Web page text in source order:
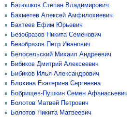
Батюшков Степан Владимирович
Бахметев Алексей Амфилохиевич
Бахтеев Ефим Юрьевич
Безобразов Никита Семенович
Безобразов Петр Иванович
Белосельский Михаил Андреевич
Бибиков Дмитрий Алексеевич
Бибиков Илья Александрович
Блохина Екатерина Сергеевна
Бобрищев-Пушкин Семен Афанасьевич
Болотов Матвей Петрович
Болотов Никита Матвеевич